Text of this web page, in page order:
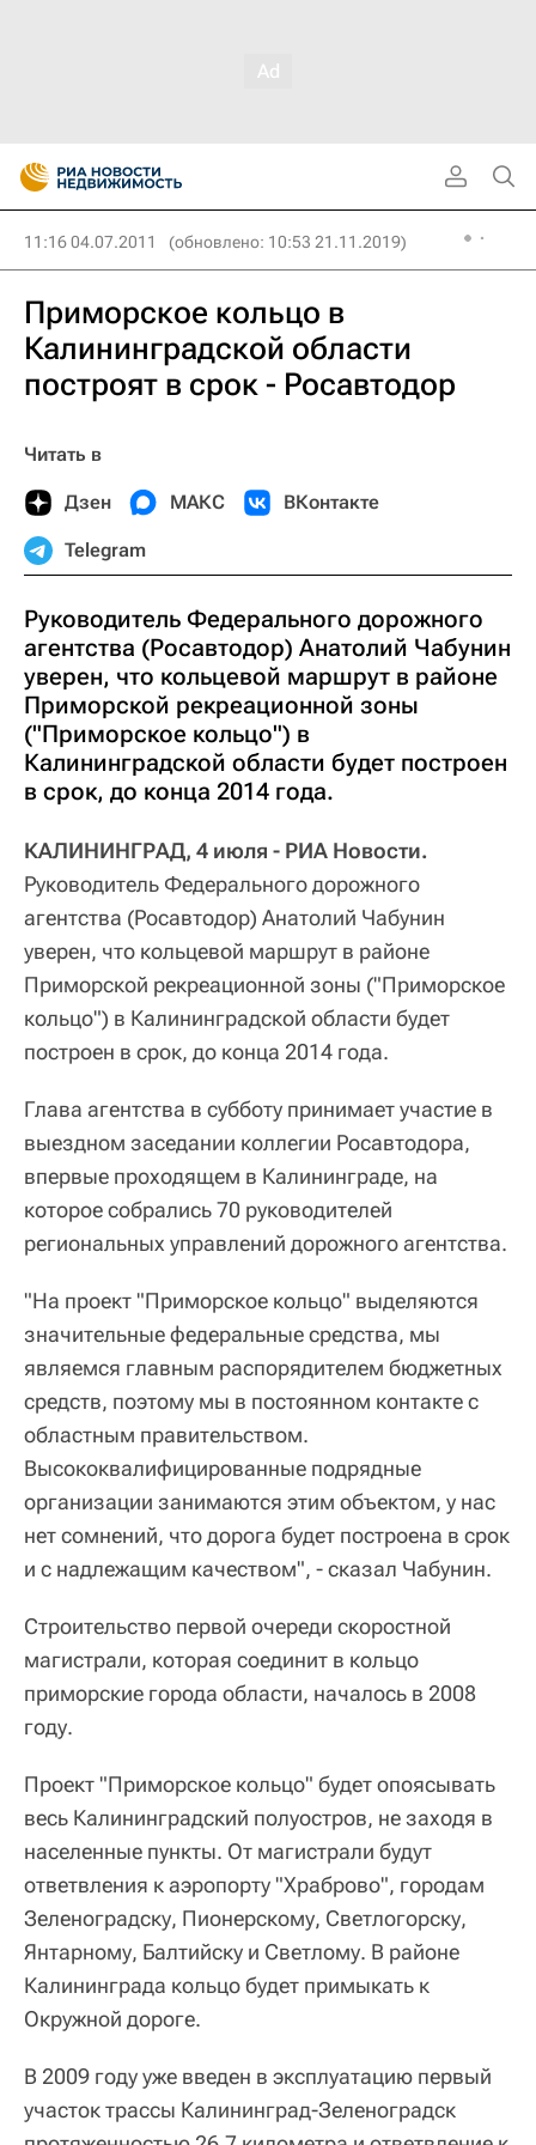
11:16 04.07.2011 (обновлено: 10:53 21.11.2019)
Приморское кольцо в
Калининградской области
построят в срок - Росавтодор
Читать в
Дзен МАКС ВКонтакте
Telegram
Руководитель Федерального дорожного
агентства (Росавтодор) Анатолий Чабунин
уверен, что кольцевой маршрут в районе
Приморской рекреационной зоны
("Приморское кольцо") в
Калининградской области будет построен
в срок, до конца 2014 года.
КАЛИНИНГРАД, 4 июля - РИА Новости.
Руководитель Федерального дорожного
агентства (Росавтодор) Анатолий Чабунин
уверен, что кольцевой маршрут в районе
Приморской рекреационной зоны ("Приморское
кольцо") в Калининградской области будет
построен в срок, до конца 2014 года.
Глава агентства в субботу принимает участие в
выездном заседании коллегии Росавтодора,
впервые проходящем в Калининграде, на
которое собрались 70 руководителей
региональных управлений дорожного агентства.
"На проект "Приморское кольцо" выделяются
значительные федеральные средства, мы
являемся главным распорядителем бюджетных
средств, поэтому мы в постоянном контакте с
областным правительством.
Высококвалифицированные подрядные
организации занимаются этим объектом, у нас
нет сомнений, что дорога будет построена в срок
и с надлежащим качеством", - сказал Чабунин.
Строительство первой очереди скоростной
магистрали, которая соединит в кольцо
приморские города области, началось в 2008
году.
Проект "Приморское кольцо" будет опоясывать
весь Калининградский полуостров, не заходя в
населенные пункты. От магистрали будут
ответвления к аэропорту "Храброво", городам
Зеленоградску, Пионерскому, Светлогорску,
Янтарному, Балтийску и Светлому. В районе
Калининграда кольцо будет примыкать к
Окружной дороге.
В 2009 году уже введен в эксплуатацию первый
участок трассы Калининград-Зеленоградск